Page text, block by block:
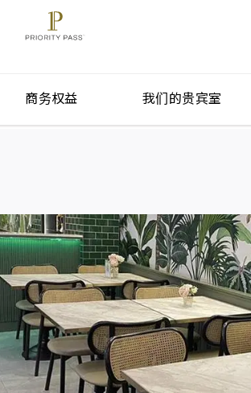
商务权益 我们的贵宾室